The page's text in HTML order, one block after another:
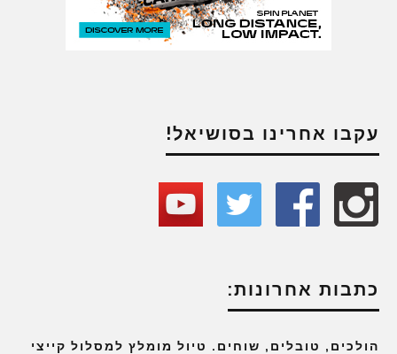
עקבו אחרינו בסושיאל!
כתבות אחרונות:
הולכים, טובלים, שוחים. טיול מומלץ למסלול קייצי